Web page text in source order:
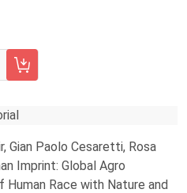
2/2017
Gian Paolo Cesaretti, Rosa
Imprint: Global Agro
Human Race with Nature and